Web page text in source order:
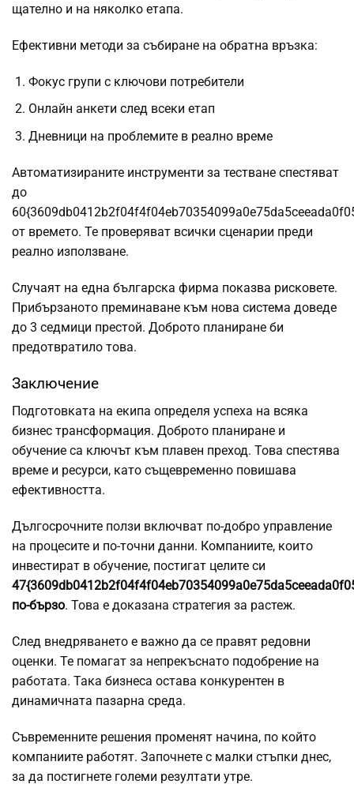
щателно и на няколко етапа.
Ефективни методи за събиране на обратна връзка:
Фокус групи с ключови потребители
Онлайн анкети след всеки етап
Дневници на проблемите в реално време
Автоматизираните инструменти за тестване спестяват
до
от времето. Те проверяват всички сценарии преди
реално използване.
Случаят на една българска фирма показва рисковете.
Прибързаното преминаване към нова система доведе
до 3 седмици престой. Доброто планиране би
предотвратило това.
Заключение
Подготовката на екипа определя успеха на всяка
бизнес трансформация. Доброто планиране и
обучение са ключът към плавен преход. Това спестява
време и ресурси, като същевременно повишава
ефективността.
Дългосрочните ползи включват по-добро управление
на процесите и по-точни данни. Компаниите, които
инвестират в обучение, постигат целите си
по-бързо. Това е доказана стратегия за растеж.
След внедряването е важно да се правят редовни
оценки. Те помагат за непрекъснато подобрение на
работата. Така бизнеса остава конкурентен в
динамичната пазарна среда.
Съвременните решения променят начина, по който
компаниите работят. Започнете с малки стъпки днес,
за да постигнете големи резултати утре.